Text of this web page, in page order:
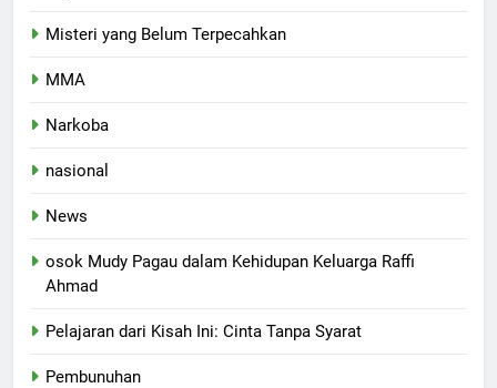
Misteri yang Belum Terpecahkan
MMA
Narkoba
nasional
News
osok Mudy Pagau dalam Kehidupan Keluarga Raffi
Ahmad
Pelajaran dari Kisah Ini: Cinta Tanpa Syarat
Pembunuhan